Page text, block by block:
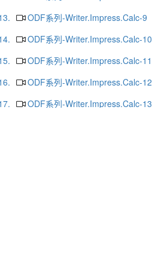
ODF系列-Writer.Impress.Calc-9
ODF系列-Writer.Impress.Calc-10
ODF系列-Writer.Impress.Calc-11
ODF系列-Writer.Impress.Calc-12
ODF系列-Writer.Impress.Calc-13